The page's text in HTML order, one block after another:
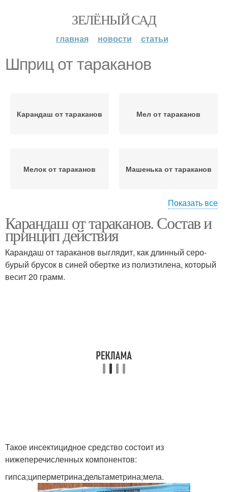
ЗЕЛЁНЫЙ САД
главная новости статьи
Шприц от тараканов
Карандаш от тараканов Мел от тараканов
Мелок от тараканов Машенька от тараканов
Гели от тараканов Средства в шприцах
Средство от тараканов
Показать все
Карандаш от тараканов. Состав и
принцип действия
Карандаш от тараканов выглядит, как длинный серо-
бурый брусок в синей обертке из полиэтилена, который
весит 20 грамм.
Такое инсектицидное средство состоит из
нижеперечисленных компонентов:
гипса;циперметрина;дельтаметрина;мела.